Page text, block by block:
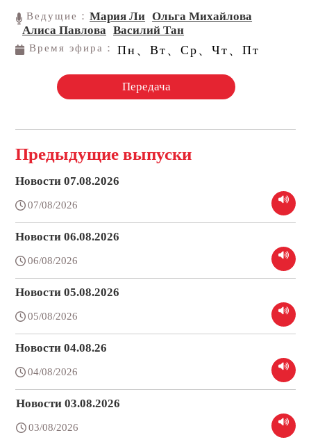
Ведущие：Мария Ли Ольга Михайлова
Алиса Павлова Василий Тан
Время эфира： Пн、Вт、Ср、Чт、Пт
Передача
Предыдущие выпуски
Новости 07.08.2026
07/08/2026
Новости 06.08.2026
06/08/2026
Новости 05.08.2026
05/08/2026
Новости 04.08.26
04/08/2026
Новости 03.08.2026
03/08/2026